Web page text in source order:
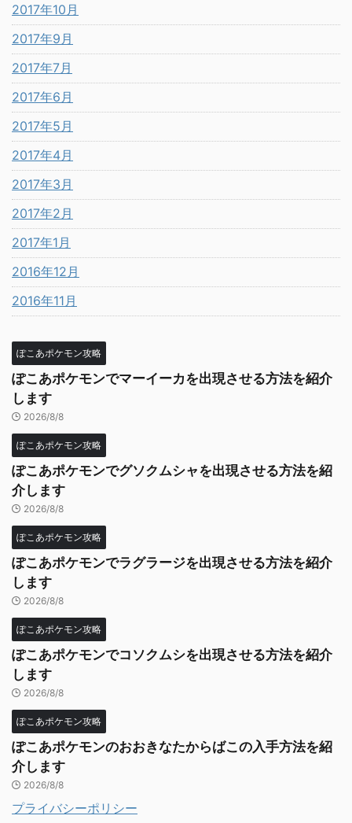
2017年10月
2017年9月
2017年7月
2017年6月
2017年5月
2017年4月
2017年3月
2017年2月
2017年1月
2016年12月
2016年11月
ぽこあポケモン攻略
ぽこあポケモンでマーイーカを出現させる方法を紹介
します
2026/8/8
ぽこあポケモン攻略
ぽこあポケモンでグソクムシャを出現させる方法を紹
介します
2026/8/8
ぽこあポケモン攻略
ぽこあポケモンでラグラージを出現させる方法を紹介
します
2026/8/8
ぽこあポケモン攻略
ぽこあポケモンでコソクムシを出現させる方法を紹介
します
2026/8/8
ぽこあポケモン攻略
ぽこあポケモンのおおきなたからばこの入手方法を紹
介します
2026/8/8
プライバシーポリシー